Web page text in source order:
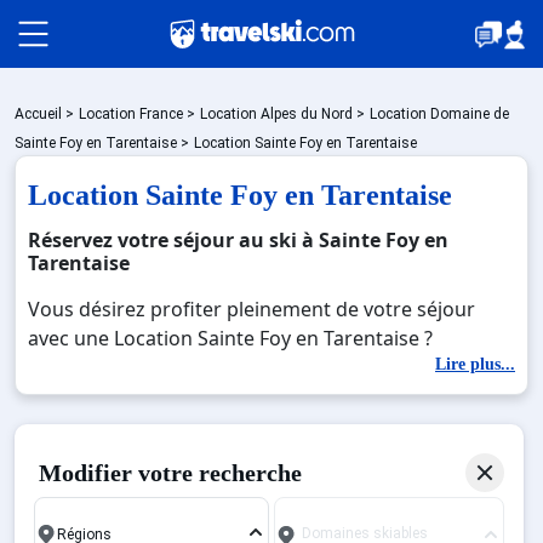
Packages
🚆Train de nuit
Bons plans
Accueil > Location France > Location Alpes du Nord > Location Domaine de
Sainte Foy en Tarentaise > Location Sainte Foy en Tarentaise
Location Sainte Foy en Tarentaise
Réservez votre séjour au ski à Sainte Foy en
Tarentaise
Vous désirez profiter pleinement de votre séjour
avec une Location Sainte Foy en Tarentaise ?
Découvrez nos offres de Location Sainte Foy en
Tarentaise pour skier sans limite à noel, jour de l'an,
février. Fermez les yeux et imaginez… Profitez de
réputée et moderne où vous pourrez mêler les
Lire plus...
Modifier votre recherche
Domaines skiables